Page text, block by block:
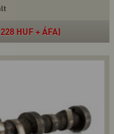
HUF + ÁFA)